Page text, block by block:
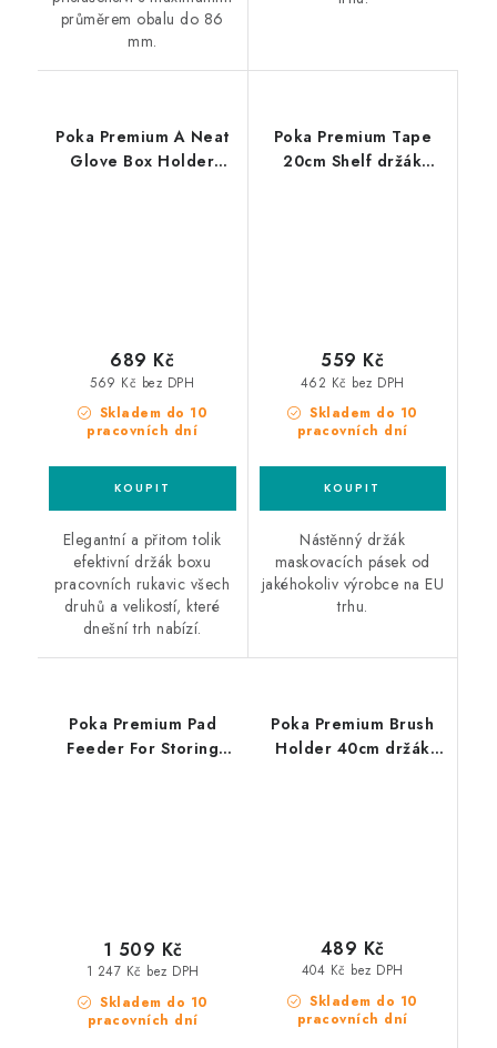
průměrem obalu do 86
mm.
Poka Premium A Neat
Glove Box Holder
Skladem do 10
pracovních dní
569 Kč bez DPH
689 Kč
Elegantní a přitom tolik
efektivní držák boxu
pracovních rukavic všech
druhů a velikostí, které
dnešní trh nabízí.
Poka Premium Tape
20cm Shelf držák
Skladem do 10
pracovních dní
462 Kč bez DPH
559 Kč
Nástěnný držák
maskovacích pásek od
jakéhokoliv výrobce na EU
trhu.
Poka Premium Pad
Feeder For Storing
Skladem do 10
pracovních dní
1 247 Kč bez DPH
1 509 Kč
Poka Premium Brush
Holder 40cm držák
Skladem do 10
pracovních dní
404 Kč bez DPH
489 Kč